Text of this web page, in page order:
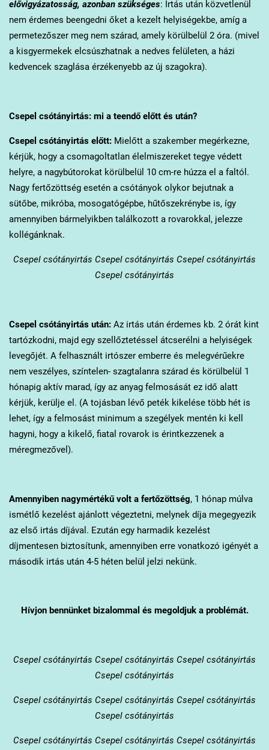
elővigyázatosság, azonban szükséges: Irtás után közvetlenül
nem érdemes beengedni őket a kezelt helyiségekbe, amíg a
permetezőszer meg nem szárad, amely körülbelül 2 óra. (mivel
a kisgyermekek elcsúszhatnak a nedves felületen, a házi
kedvencek szaglása érzékenyebb az új szagokra).
Csepel csótányirtás: mi a teendő előtt és után?
Csepel csótányirtás előtt:Mielőtt a szakember megérkezne,
kérjük, hogy a csomagoltatlan élelmiszereket tegye védett
helyre, a nagybútorokat körülbelül 10 cm-re húzza el a faltól.
Nagy fertőzöttség esetén a csótányok olykor bejutnak a
sütőbe, mikróba, mosogatógépbe, hűtőszekrénybe is, így
amennyiben bármelyikben találkozott a rovarokkal, jelezze
kollégánknak.
Csepel csótányirtás Csepel csótányirtás Csepel csótányirtás
Csepel csótányirtás
Csepel csótányirtás után:Az irtás után érdemes kb. 2 órát kint
tartózkodni, majd egy szellőztetéssel átcserélni a helyiségek
levegőjét. A felhasznált irtószer emberre és melegvérűekre
nem veszélyes, színtelen- szagtalanra szárad és körülbelül 1
hónapig aktív marad, így az anyag felmosását ez idő alatt
kérjük, kerülje el. (A tojásban lévő peték kikelése több hét is
lehet, így a felmosást minimum a szegélyek mentén ki kell
hagyni, hogy a kikelő, fiatal rovarok is érintkezzenek a
méregmezővel).
Amennyiben nagymértékű volt a fertőzöttség, 1 hónap múlva
ismétlő kezelést ajánlott végeztetni, melynek díja megegyezik
az első irtás díjával. Ezután egy harmadik kezelést
díjmentesen biztosítunk, amennyiben erre vonatkozó igényét a
második irtás után 4-5 héten belül jelzi nekünk.
Hívjon bennünket bizalommal és megoldjuk a problémát.
Csepel csótányirtás Csepel csótányirtás Csepel csótányirtás
Csepel csótányirtás
Csepel csótányirtás Csepel csótányirtás Csepel csótányirtás
Csepel csótányirtás
Csepel csótányirtás Csepel csótányirtás Csepel csótányirtás